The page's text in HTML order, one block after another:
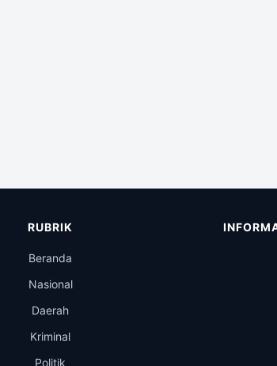
RUBRIK
Beranda
Nasional
Daerah
Kriminal
Politik